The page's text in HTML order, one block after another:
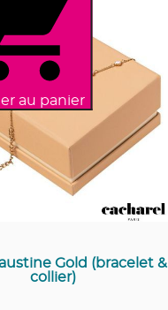
au panier
Gold (bracelet &
collier)